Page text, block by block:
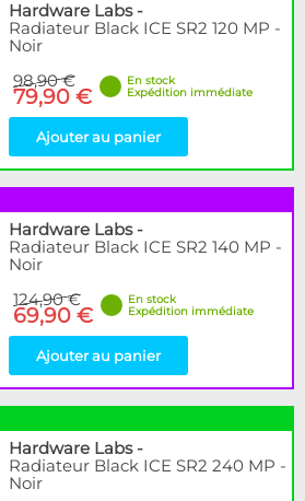
Hardware Labs-
Radiateur Black ICE SR2 120 MP -
Noir
98,90 €
79,90 €
En stock
Expédition immédiate
Ajouter au panier
Hardware Labs-
Radiateur Black ICE SR2 140 MP -
Noir
124,90 €
69,90 €
En stock
Expédition immédiate
Ajouter au panier
Hardware Labs-
Radiateur Black ICE SR2 240 MP -
Noir